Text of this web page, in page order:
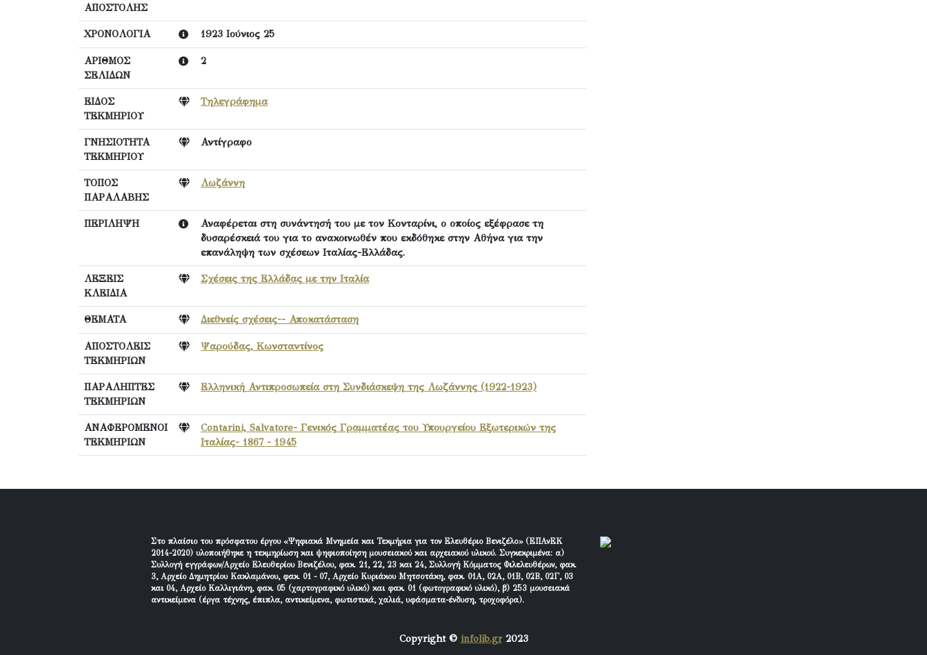
ΑΠΟΣΤΟΛΗΣ
ΧΡΟΝΟΛΟΓΙΑ 1923 Ιούνιος 25
ΑΡΙΘΜΟΣ
ΣΕΛΙΔΩΝ
2
ΕΙΔΟΣ
ΤΕΚΜΗΡΙΟΥ
Τηλεγράφημα
ΓΝΗΣΙΟΤΗΤΑ
ΤΕΚΜΗΡΙΟΥ
Αντίγραφο
ΤΟΠΟΣ
ΠΑΡΑΛΑΒΗΣ
Λωζάννη
ΠΕΡΙΛΗΨΗ
Αναφέρεται στη συνάντησή του με τον Κονταρίνι, ο οποίος εξέφρασε τη
δυσαρέσκειά του για το ανακοινωθέν που εκδόθηκε στην Αθήνα για την
επανάληψη των σχέσεων Ιταλίας-Ελλάδας.
ΛΕΞΕΙΣ
ΚΛΕΙΔΙΑ
Σχέσεις της Ελλάδας με την Ιταλία
ΘΕΜΑΤΑ Διεθνείς σχέσεις-- Αποκατάσταση
ΑΠΟΣΤΟΛΕΙΣ
ΤΕΚΜΗΡΙΩΝ
Ψαρούδας, Κωνσταντίνος
ΠΑΡΑΛΗΠΤΕΣ
ΤΕΚΜΗΡΙΩΝ
Ελληνική Αντιπροσωπεία στη Συνδιάσκεψη της Λωζάννης (1922-1923)
ΑΝΑΦΕΡΟΜΕΝΟΙ
ΤΕΚΜΗΡΙΩΝ
Contarini, Salvatore- Γενικός Γραμματέας του Υπουργείου Εξωτερικών της
Ιταλίας- 1867 - 1945
Στο πλαίσιο του πρόσφατου έργου «Ψηφιακά Μνημεία και Τεκμήρια για τον Ελευθέριο Βενιζέλο» (ΕΠΑνΕΚ
2014-2020) υλοποιήθηκε η τεκμηρίωση και ψηφιοποίηση μουσειακού και αρχειακού υλικού. Συγκεκριμένα: α)
Συλλογή εγγράφων/Αρχείο Ελευθερίου Βενιζέλου, φακ. 21, 22, 23 και 24, Συλλογή Κόμματος Φιλελευθέρων, φακ.
3, Αρχείο Δημητρίου Κακλαμάνου, φακ. 01 - 07, Αρχείο Κυριάκου Μητσοτάκη, φακ. 01Α, 02Α, 01Β, 02Β, 02Γ, 03
και 04, Αρχείο Καλλιγιάνη, φακ. 05 (χαρτογραφικό υλικό) και φακ. 01 (φωτογραφικό υλικό), β) 253 μουσειακά
αντικείμενα (έργα τέχνης, έπιπλα, αντικείμενα, φωτιστικά, χαλιά, υφάσματα-ένδυση, τροχοφόρα).
Copyright © infolib.gr2023